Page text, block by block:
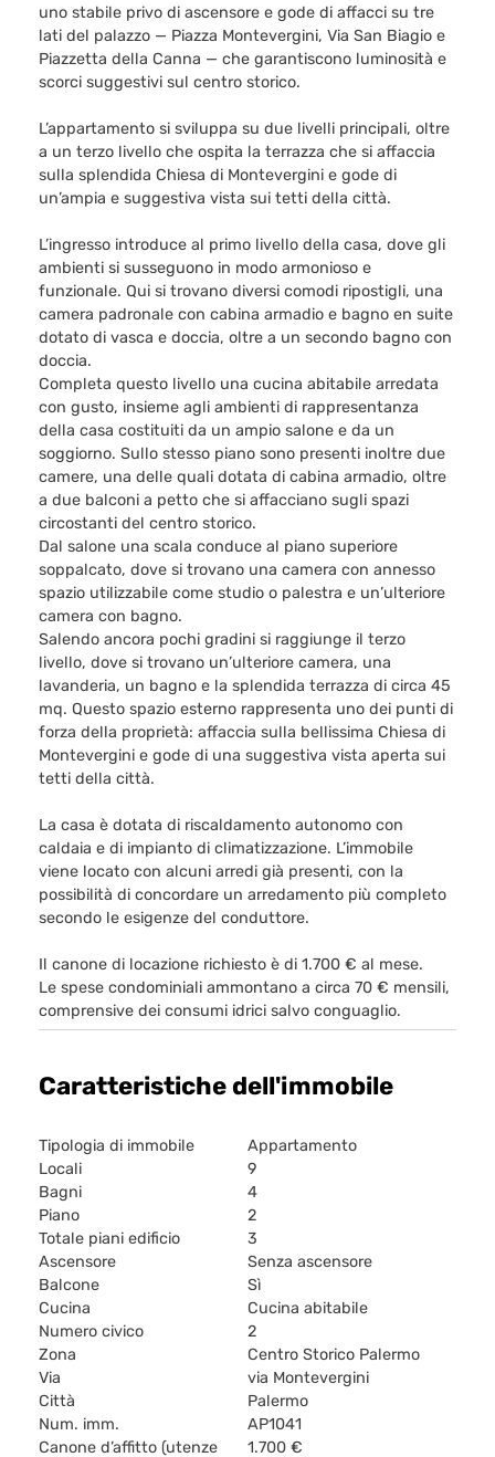
uno stabile privo di ascensore e gode di affacci su tre
lati del palazzo — Piazza Montevergini, Via San Biagio e
Piazzetta della Canna — che garantiscono luminosità e
scorci suggestivi sul centro storico.
L’appartamento si sviluppa su due livelli principali, oltre
a un terzo livello che ospita la terrazza che si affaccia
sulla splendida Chiesa di Montevergini e gode di
un’ampia e suggestiva vista sui tetti della città.
L’ingresso introduce al primo livello della casa, dove gli
ambienti si susseguono in modo armonioso e
funzionale. Qui si trovano diversi comodi ripostigli, una
camera padronale con cabina armadio e bagno en suite
dotato di vasca e doccia, oltre a un secondo bagno con
doccia.
Completa questo livello una cucina abitabile arredata
con gusto, insieme agli ambienti di rappresentanza
della casa costituiti da un ampio salone e da un
soggiorno. Sullo stesso piano sono presenti inoltre due
camere, una delle quali dotata di cabina armadio, oltre
a due balconi a petto che si affacciano sugli spazi
circostanti del centro storico.
Dal salone una scala conduce al piano superiore
soppalcato, dove si trovano una camera con annesso
spazio utilizzabile come studio o palestra e un’ulteriore
camera con bagno.
Salendo ancora pochi gradini si raggiunge il terzo
livello, dove si trovano un’ulteriore camera, una
lavanderia, un bagno e la splendida terrazza di circa 45
mq. Questo spazio esterno rappresenta uno dei punti di
forza della proprietà: affaccia sulla bellissima Chiesa di
Montevergini e gode di una suggestiva vista aperta sui
tetti della città.
La casa è dotata di riscaldamento autonomo con
caldaia e di impianto di climatizzazione. L’immobile
viene locato con alcuni arredi già presenti, con la
possibilità di concordare un arredamento più completo
secondo le esigenze del conduttore.
Il canone di locazione richiesto è di 1.700 € al mese.
Le spese condominiali ammontano a circa 70 € mensili,
comprensive dei consumi idrici salvo conguaglio.
Caratteristiche dell'immobile
Tipologia di immobile
Appartamento
Locali
9
Bagni
4
Piano
2
Totale piani edificio
3
Ascensore
Senza ascensore
Balcone
Sì
Cucina
Cucina abitabile
Numero civico
2
Zona
Centro Storico Palermo
Via
via Montevergini
Città
Palermo
Num. imm.
AP1041
Canone d’affitto (utenze
1.700 €